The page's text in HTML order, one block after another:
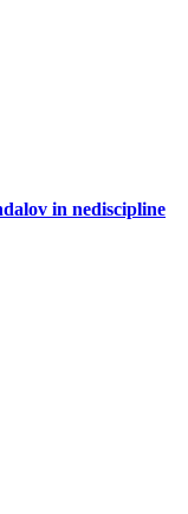
in nediscipline